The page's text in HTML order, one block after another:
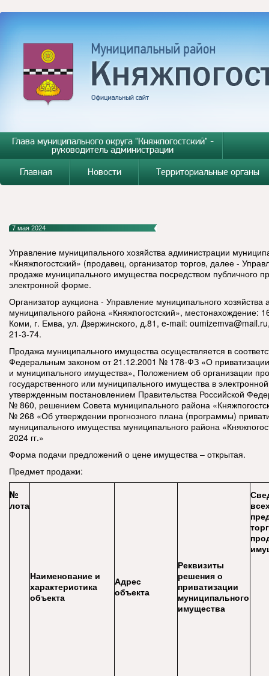
Глава муниципального округа "Княжпогостский" -
руководитель администрации
Главная
Новости Территориальные органы
7 мая 2024
Управление муниципального хозяйства администрации
«Княжпогостский» (продавец, организатор торгов, далее -
продаже муниципального имущества посредством публичного
электронной форме.
Организатор аукциона - Управление муниципального хозяйства
муниципального района «Княжпогостский», местонахождение:
Коми, г. Емва, ул. Дзержинского, д.81, e-mail:
21-3-74.
Продажа муниципального имущества осуществляется в
Федеральным законом от 21.12.2001 № 178-ФЗ «О приватизации
и муниципального имущества», Положением об организации
государственного или муниципального имущества в
утвержденным постановлением Правительства Российской
№ 860, решением Совета муниципального района
№ 268 «Об утверждении прогнозного плана (программы)
муниципального имущества муниципального района
2024 гг.»
Форма подачи предложений о цене имущества – открытая.
Предмет продажи:
№
лота
Наименование и
характеристика
объекта
Адрес
объекта
Реквизиты
решения о
приватизации
муниципального
имущества